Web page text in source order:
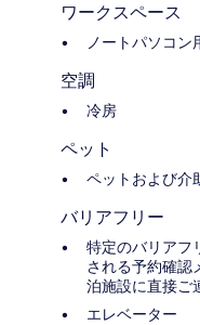
ワークスペース
ノートパソコン
空調
冷房
ペット
ペットおよび介
バリアフリー
特定のバリアフ
される予約確認
泊施設に直接ご
エレベーター